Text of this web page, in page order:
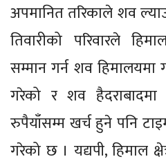
अपमानित तरिकाले शव
तिवारीको परिवारले
सम्मान गर्न शव हिमालयमा
गरेको र शव
रुपैयाँसम्म खर्च हुने पनि
गरेको छ । यद्यपी, हिमाल